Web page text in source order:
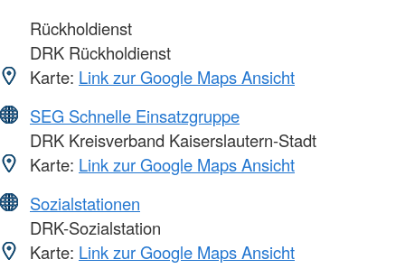
Rückholdienst
DRK Rückholdienst
Karte: Link zur Google Maps Ansicht
SEG Schnelle Einsatzgruppe
DRK Kreisverband Kaiserslautern-Stadt
Karte: Link zur Google Maps Ansicht
Sozialstationen
DRK-Sozialstation
Karte: Link zur Google Maps Ansicht